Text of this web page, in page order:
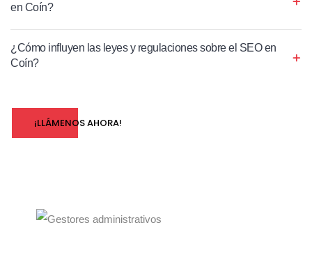
en Coín?
¿Cómo influyen las leyes y regulaciones sobre el SEO en
Coín?
¡LLÁMENOS AHORA!